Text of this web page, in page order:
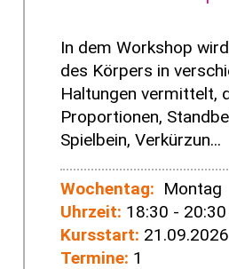
In dem Workshop
des Körpers in
Haltungen vermittelt,
Proportionen,
Spielbein, Verkürzun...
Wochentag: Montag
Uhrzeit: 18:30 - 20:30
Kursstart: 21.09.2026
Termine: 1